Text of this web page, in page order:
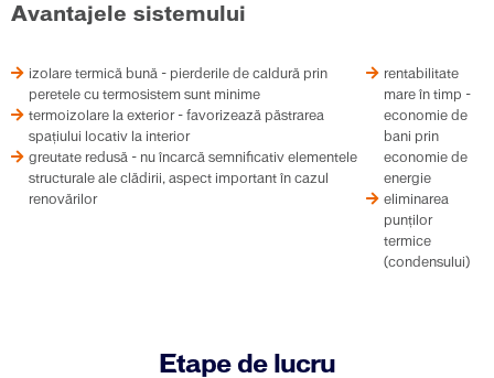
Avantajele sistemului
izolare termică bună - pierderile de caldură prin
peretele cu termosistem sunt minime
termoizolare la exterior - favorizează păstrarea
spaţiului locativ la interior
greutate redusă - nu încarcă semnificativ elementele
structurale ale clădirii, aspect important în cazul
renovărilor
rentabilitate
mare în timp -
economie de
bani prin
economie de
energie
eliminarea
punţilor
termice
(condensului)
Etape de lucru